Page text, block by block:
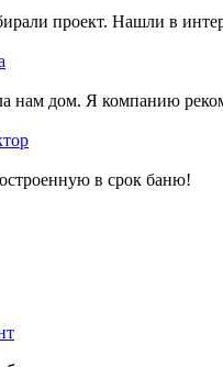
проект. Нашли в
нам дом. Я компанию
в срок баню!